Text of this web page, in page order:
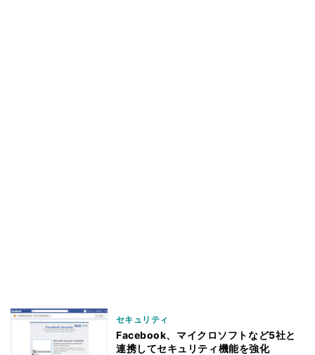
セキュリティ
Facebook、マイクロソフトなど5社と
連携してセキュリティ機能を強化